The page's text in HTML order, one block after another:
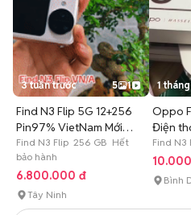
3 tuần trước 5 1
Find N3 Flip 5G 12+256
Pin97% VietNam Mới
99%
Find N3 Flip 256 GB Hết
bảo hành
6.800.000 đ
Tây Ninh
1
Oppo
Điện
Find N3
Bình